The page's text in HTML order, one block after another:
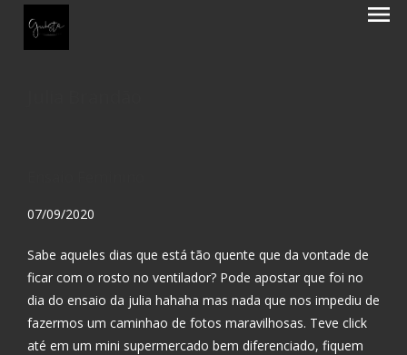
menu
07/09/2020
Sabe aqueles dias que está tão quente que da vontade de
ficar com o rosto no ventilador? Pode apostar que foi no
dia do ensaio da julia hahaha mas nada que nos impediu de
fazermos um caminhao de fotos maravilhosas. Teve click
até em um mini supermercado bem diferenciado, fiquem